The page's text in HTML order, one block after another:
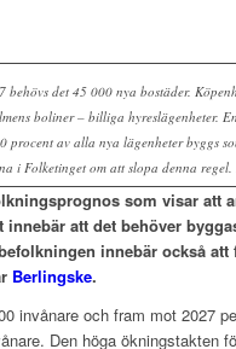
det 45 000 nya bostäder.
boliner – billiga hyreslägenheter.
av alla nya lägenheter byggs
i Folketinget om att slopa denna regel.
som visar att
att det behöver
innebär också
Berlingske.
invånare och fram mot 2027
Den höga ökningstakten